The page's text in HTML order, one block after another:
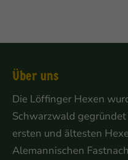
Über uns
Die Löffinger Hexen
Schwarzwald
ersten und ältesten
Alemannischen